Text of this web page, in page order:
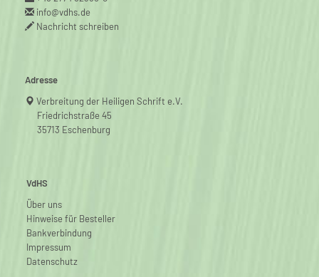
info@vdhs.de
Nachricht schreiben
Adresse
Verbreitung der Heiligen Schrift e.V.
Friedrichstraße 45
35713 Eschenburg
VdHS
Über uns
Hinweise für Besteller
Bankverbindung
Impressum
Datenschutz